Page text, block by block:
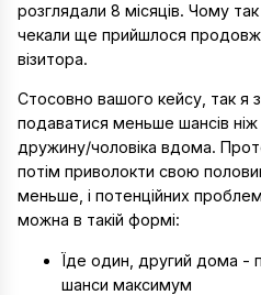
розглядали 8 місяців. Чому
чекали ще прийшлося
візитора.
Стосовно вашого кейсу, так я
подаватися меньше шансів
дружину/чоловіка вдома.
потім приволокти свою
меньше, і потенційних
можна в такій формі:
Їде один, другий дома -
шанси максимум